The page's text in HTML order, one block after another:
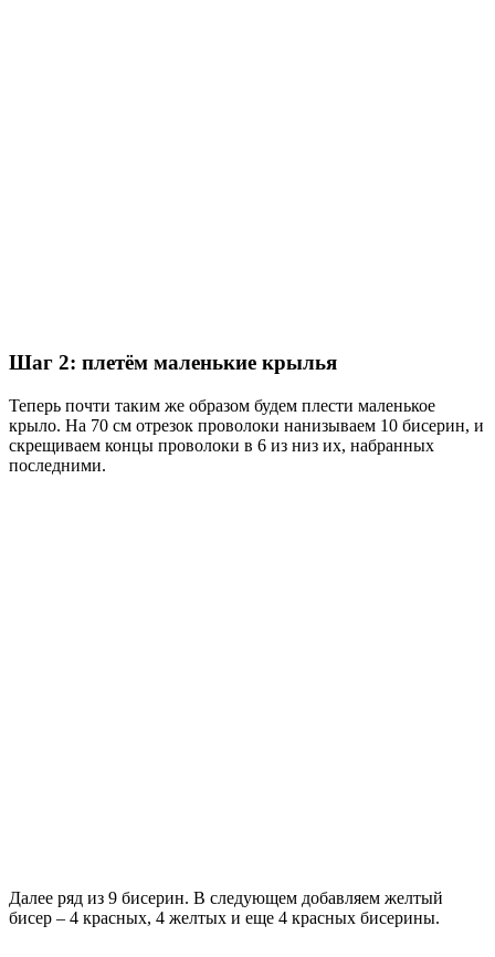
Шаг 2: плетём маленькие крылья
Теперь почти таким же образом будем плести маленькое
крыло. На 70 см отрезок проволоки нанизываем 10 бисерин, и
скрещиваем концы проволоки в 6 из низ их, набранных
последними.
Далее ряд из 9 бисерин. В следующем добавляем желтый
бисер – 4 красных, 4 желтых и еще 4 красных бисерины.